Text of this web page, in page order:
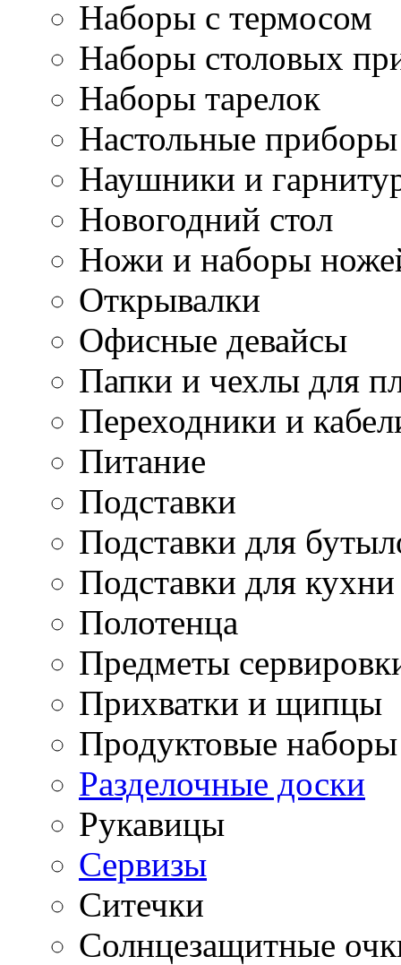
Наборы с термосом
Наборы столовых
Наборы тарелок
Настольные приборы
Наушники и
Новогодний стол
Ножи и наборы
Открывалки
Офисные девайсы
Папки и чехлы для
Переходники и
Питание
Подставки
Подставки для
Подставки для кухни
Полотенца
Предметы
Прихватки и щипцы
Продуктовые наборы
Разделочные доски
Рукавицы
Сервизы
Ситечки
Солнцезащитные